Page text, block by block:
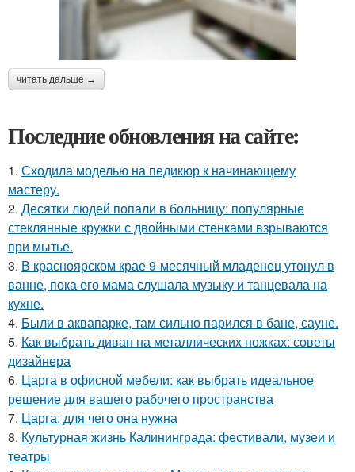
читать дальше →
Последние обновления на сайте:
1. Сходила моделью на педикюр к начинающему
мастеру.
2. Десятки людей попали в больницу: популярные
стеклянные кружки с двойными стенками взрываются
при мытье.
3. В красноярском крае 9-месячный младенец утонул в
ванне, пока его мама слушала музыку и танцевала на
кухне.
4. Были в аквапарке, там сильно парился в бане, сауне.
5. Как выбрать диван на металлических ножках: советы
дизайнера
6. Царга в офисной мебели: как выбрать идеальное
решение для вашего рабочего пространства
7. Царга: для чего она нужна
8. Культурная жизнь Калининграда: фестивали, музеи и
театры